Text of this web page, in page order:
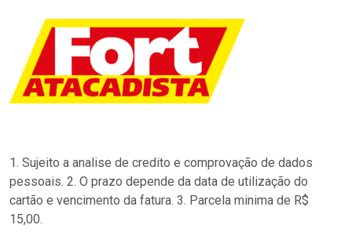
1. Sujeito a analise de credito e comprovação de dados
pessoais. 2. O prazo depende da data de utilização do
cartão e vencimento da fatura. 3. Parcela minima de R$
15,00.